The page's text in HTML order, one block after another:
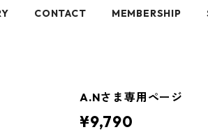
CONTACT MEMBERSHIP
A.Nさま専用ページ
¥9,790